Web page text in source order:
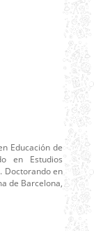
Educación de
en Estudios
Doctorando en
de Barcelona,